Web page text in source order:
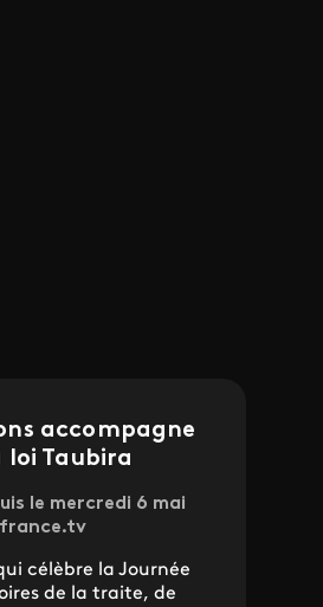
accompagne
loi Taubira
le mercredi 6 mai
france.tv
célèbre la Journée
de la traite, de